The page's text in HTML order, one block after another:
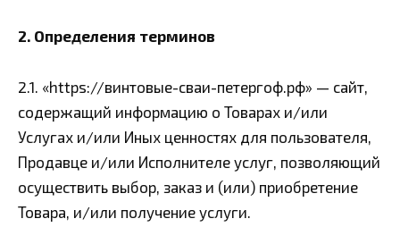
2. Определения терминов
2.1. «https://винтовые-сваи-петергоф.рф» — сайт,
содержащий информацию о Товарах и/или
Услугах и/или Иных ценностях для пользователя,
Продавце и/или Исполнителе услуг, позволяющий
осуществить выбор, заказ и (или) приобретение
Товара, и/или получение услуги.